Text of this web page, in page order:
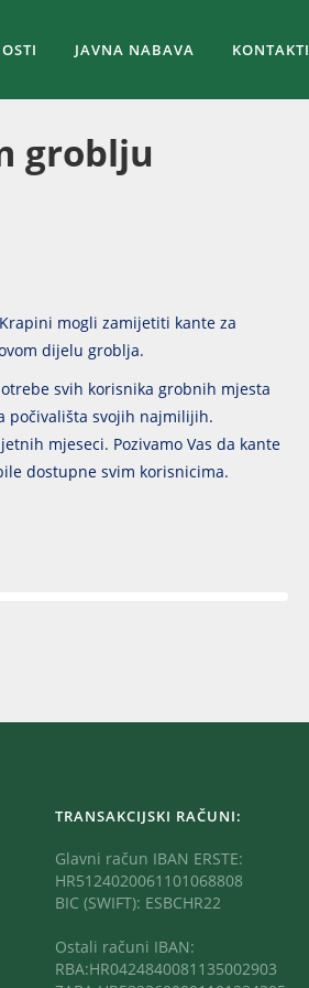
JAVNA NABAVA KONTAKTI
groblju
mogli zamijetiti kante za
dijelu groblja.
svih korisnika grobnih mjesta
počivališta svojih najmilijih.
mjeseci. Pozivamo Vas da kante
dostupne svim korisnicima.
TRANSAKCIJSKI RAČUNI:
Glavni račun IBAN ERSTE:
HR5124020061101068808
BIC (SWIFT): ESBCHR22
Ostali računi IBAN:
RBA:HR0424840081135002903